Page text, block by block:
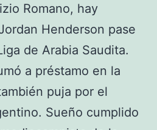
Romano, hay
Henderson pase
de Arabia Saudita.
a préstamo en la
puja por el
Sueño cumplido